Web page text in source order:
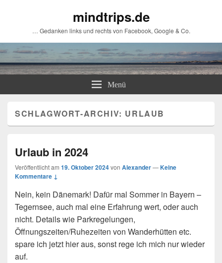
mindtrips.de
… Gedanken links und rechts von Facebook, Google & Co.
Menü
SCHLAGWORT-ARCHIV: URLAUB
Urlaub in 2024
Veröffentlicht am 19. Oktober 2024von Alexander—Keine
Kommentare ↓
Nein, kein Dänemark! Dafür mal Sommer in Bayern –
Tegernsee, auch mal eine Erfahrung wert, oder auch
nicht. Details wie Parkregelungen,
Öffnungszeiten/Ruhezeiten von Wanderhütten etc.
spare ich jetzt hier aus, sonst rege ich mich nur wieder
auf.